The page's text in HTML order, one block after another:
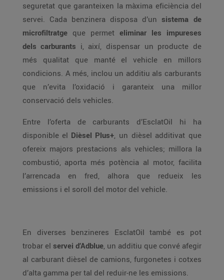
seguretat que garanteixen la màxima eficiència del
servei. Cada benzinera disposa d’un sistema de
microfiltratge que permet eliminar les impureses
dels carburants i, així, dispensar un producte de
més qualitat que manté el vehicle en millors
condicions. A més, inclou un additiu als carburants
que n’evita l’oxidació i garanteix una millor
conservació dels vehicles.
Entre l’oferta de carburants d’EsclatOil hi ha
disponible el Dièsel Plus+, un dièsel additivat que
ofereix majors prestacions als vehicles; millora la
combustió, aporta més potència al motor, facilita
l’arrencada en fred, alhora que redueix les
emissions i el soroll del motor del vehicle.
En diverses benzineres EsclatOil també es pot
trobar el servei d’Adblue, un additiu que convé afegir
al carburant dièsel de camions, furgonetes i cotxes
d’alta gamma per tal del reduir-ne les emissions.